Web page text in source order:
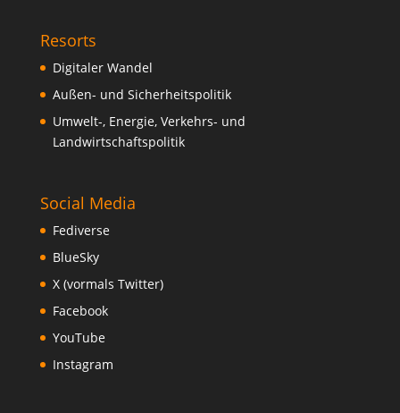
Resorts
Digitaler Wandel
Außen- und Sicherheitspolitik
Umwelt-, Energie, Verkehrs- und
Landwirtschaftspolitik
Social Media
Fediverse
BlueSky
X (vormals Twitter)
Facebook
YouTube
Instagram